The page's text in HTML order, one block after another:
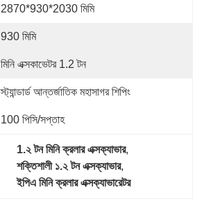
2870*930*2030 মিমি
930 মিমি
মিনি এক্সকাভেটর 1.2 টন
স্ট্যান্ডার্ড আন্তর্জাতিক মহাসাগর শিপিং
100 পিসি/সপ্তাহ
1.২ টন মিনি ক্রলার এক্সক্যাভার,
শক্তিশালী ১.২ টন এক্সক্যাভার,
ইপিএ মিনি ক্রলার এক্সক্যাভারেটর